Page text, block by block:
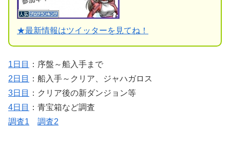
★最新情報はツイッターを見てね！
1日目
：序盤～船入手まで
2日目
：船入手～クリア、ジャハガロス
3日目
：クリア後の新ダンジョン等
4日目
：青宝箱など調査
調査1
調査2